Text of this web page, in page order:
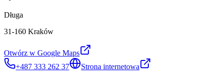
Długa
31-160 Kraków
Otwórz w Google Maps
+487 333 262 37
Strona internetowa